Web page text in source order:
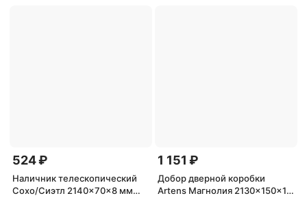
524 ₽
Наличник телескопический
Сохо/Сиэтл 2140x70x8 мм
1 151 ₽
Добор дверной коробки
Artens Магнолия 2130x150x10